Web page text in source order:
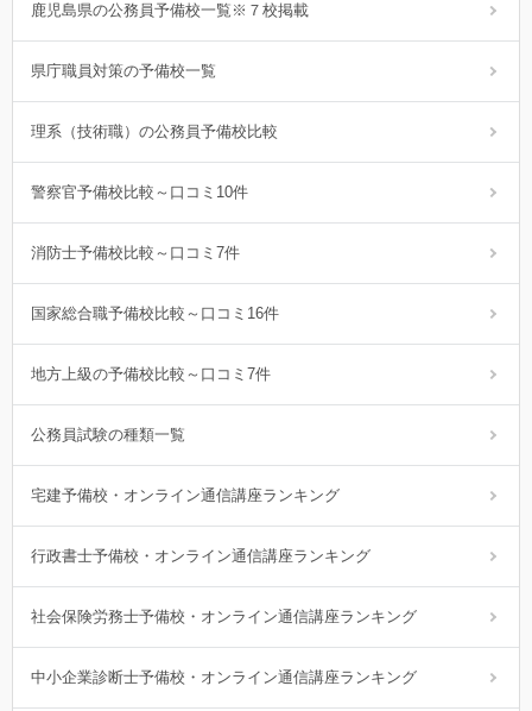
鹿児島県の公務員予備校一覧※７校掲載
県庁職員対策の予備校一覧
理系（技術職）の公務員予備校比較
警察官予備校比較～口コミ10件
消防士予備校比較～口コミ7件
国家総合職予備校比較～口コミ16件
地方上級の予備校比較～口コミ7件
公務員試験の種類一覧
宅建予備校・オンライン通信講座ランキング
行政書士予備校・オンライン通信講座ランキング
社会保険労務士予備校・オンライン通信講座ランキング
中小企業診断士予備校・オンライン通信講座ランキング